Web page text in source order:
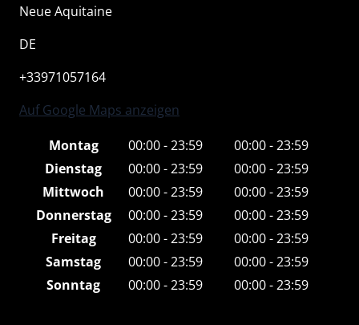
Neue Aquitaine
DE
+33971057164
Auf Google Maps anzeigen
Montag
00:00 - 23:59
00:00 - 23:59
Dienstag
00:00 - 23:59
00:00 - 23:59
Mittwoch
00:00 - 23:59
00:00 - 23:59
Donnerstag
00:00 - 23:59
00:00 - 23:59
Freitag
00:00 - 23:59
00:00 - 23:59
Samstag
00:00 - 23:59
00:00 - 23:59
Sonntag
00:00 - 23:59 00:00 - 23:59